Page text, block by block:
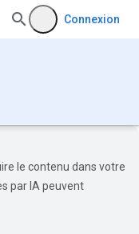
Connexion
le contenu dans votre
par IA peuvent